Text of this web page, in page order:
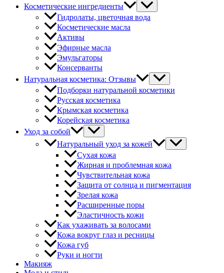
Косметические ингредиенты
Гидролаты, цветочная вода
Косметические масла
Активы
Эфирные масла
Эмульгаторы
Консерванты
Натуральная косметика: Отзывы
Подборки натуральной косметики
Русская косметика
Крымская косметика
Корейская косметика
Уход за собой
Натуральный уход за кожей
Сухая кожа
Жирная и проблемная кожа
Чувствительная кожа
Защита от солнца и пигментация
Зрелая кожа
Расширенные поры
Эластичность кожи
Как ухаживать за волосами
Кожа вокруг глаз и ресницы
Кожа губ
Руки и ногти
Макияж